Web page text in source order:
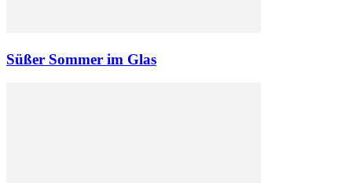
Süßer Sommer im Glas